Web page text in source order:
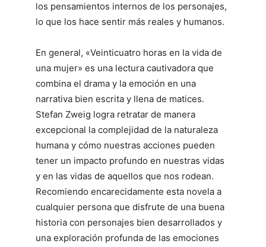
los pensamientos internos de los personajes,
lo que los hace sentir más reales y humanos.
En general, «Veinticuatro horas en la vida de
una mujer» es una lectura cautivadora que
combina el drama y la emoción en una
narrativa bien escrita y llena de matices.
Stefan Zweig logra retratar de manera
excepcional la complejidad de la naturaleza
humana y cómo nuestras acciones pueden
tener un impacto profundo en nuestras vidas
y en las vidas de aquellos que nos rodean.
Recomiendo encarecidamente esta novela a
cualquier persona que disfrute de una buena
historia con personajes bien desarrollados y
una exploración profunda de las emociones